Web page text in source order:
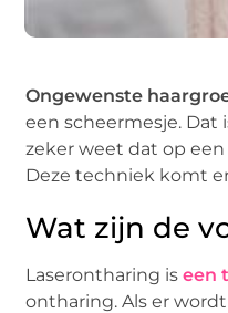
Ongewenste
een scheermesje. Dat
zeker weet dat op
Deze techniek komt
Wat zijn de
Laserontharing is een
ontharing. Als er